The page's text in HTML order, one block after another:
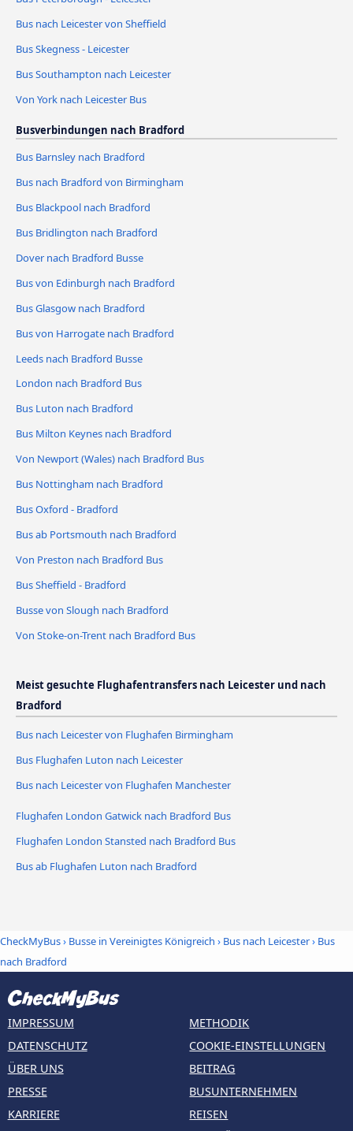
Bus nach Leicester von Sheffield
Bus Skegness - Leicester
Bus Southampton nach Leicester
Von York nach Leicester Bus
Busverbindungen nach Bradford
Bus Barnsley nach Bradford
Bus nach Bradford von Birmingham
Bus Blackpool nach Bradford
Bus Bridlington nach Bradford
Dover nach Bradford Busse
Bus von Edinburgh nach Bradford
Bus Glasgow nach Bradford
Bus von Harrogate nach Bradford
Leeds nach Bradford Busse
London nach Bradford Bus
Bus Luton nach Bradford
Bus Milton Keynes nach Bradford
Von Newport (Wales) nach Bradford Bus
Bus Nottingham nach Bradford
Bus Oxford - Bradford
Bus ab Portsmouth nach Bradford
Von Preston nach Bradford Bus
Bus Sheffield - Bradford
Busse von Slough nach Bradford
Von Stoke-on-Trent nach Bradford Bus
Meist gesuchte Flughafentransfers nach Leicester und nach
Bradford
Bus nach Leicester von Flughafen Birmingham
Bus Flughafen Luton nach Leicester
Bus nach Leicester von Flughafen Manchester
Flughafen London Gatwick nach Bradford Bus
Flughafen London Stansted nach Bradford Bus
Bus ab Flughafen Luton nach Bradford
CheckMyBus› Busse in Vereinigtes Königreich › Bus nach Leicester› Bus
nach Bradford
IMPRESSUM
DATENSCHUTZ
ÜBER UNS
PRESSE
KARRIERE
METHODIK
COOKIE-EINSTELLUNGEN
BEITRAG
BUSUNTERNEHMEN
REISEN